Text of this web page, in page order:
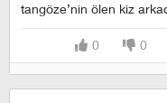
tangöze’nin ölen kiz
0 0